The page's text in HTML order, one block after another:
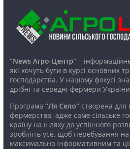
“News Агро-Центр”–
які хочуть бути в курсі основних
господарства. У нашому фокусі
дрібні та середні фермери
Програма “Ля Село”створена для
фермерства, адже саме сільське
країну на шляху до успішного
зроблять усе, щоб перебування
максимально інформативним та